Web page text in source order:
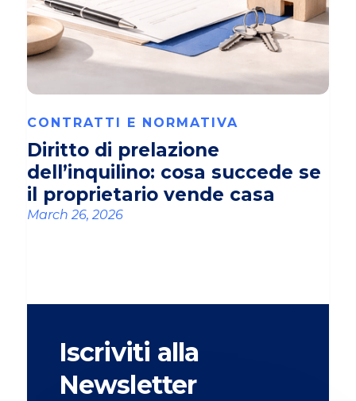
CONTRATTI E NORMATIVA
Diritto di prelazione
dell’inquilino: cosa succede se
il proprietario vende casa
March 26, 2026
Iscriviti alla
Newsletter